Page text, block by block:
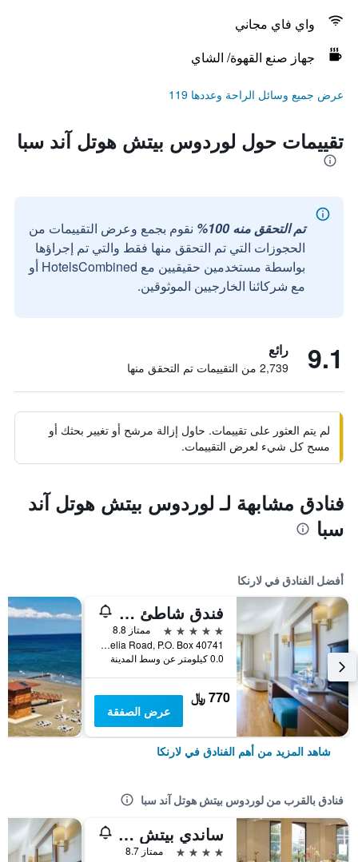
واي فاي مجاني
جهاز صنع القهوة/ الشاي
عرض جميع وسائل الراحة وعددها 119
تقييمات حول لوردوس بيتش هوتل آند سبا
تم التحقق منه 100%
نقوم بجمع وعرض التقييمات من
الحجوزات التي تم التحقق منها فقط والتي تم إجراؤها
بواسطة مستخدمين حقيقيين مع HotelsCombined أو
مع شركائنا الخارجيين الموثوقين.
9.1 رائع
2,739 من التقييمات تم التحقق منها
لم يتم العثور على تقييمات. حاول إزالة مرشح أو تغيير بحثك أو
مسح كل شيء لعرض التقييمات.
فنادق مشابهة لـ لوردوس بيتش هوتل آند
سبا
أفضل الفنادق في لارنكا
فندق شاطئ غولدن باي
5 نجوم
ممتاز 8.8
Dhekelia Road, P.O. Box 40741, لارنكا, قبرص
0.0 كيلومتر عن وسط المدينة
770 ﷼
عرض الصفقة
شاهد المزيد من أهم الفنادق في لارنكا
فنادق بالقرب من لوردوس بيتش هوتل آند سبا
ساندي بيتش هوتل آند سبا
4 نجوم
ممتاز 8.7